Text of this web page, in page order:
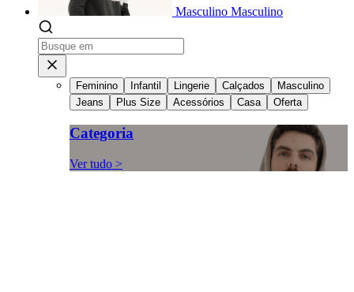
Masculino Masculino
Feminino Infantil Lingerie Calçados
Masculino
Jeans
Plus Size Acessórios Casa Oferta
Categoria
Ver tudo >